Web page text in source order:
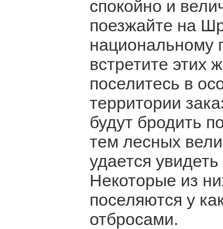
спокойно и
поезжайте на
национальному
встретите этих
поселитесь в
территории
будут бродить
тем лесных
удается
Некоторые из
поселяются у
отбросами.